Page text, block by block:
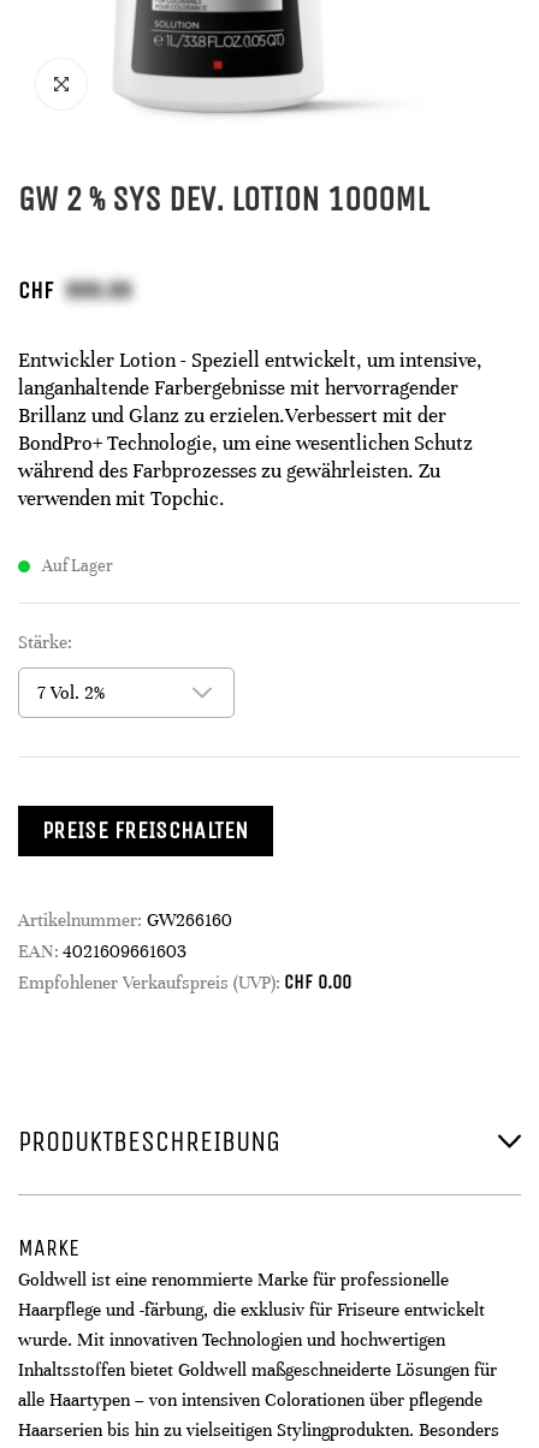
GW 2 % SYS DEV. LOTION 1000ML
CHF
Entwickler Lotion - Speziell entwickelt, um intensive,
langanhaltende Farbergebnisse mit hervorragender
Brillanz und Glanz zu erzielen.Verbessert mit der
BondPro+ Technologie, um eine wesentlichen Schutz
während des Farbprozesses zu gewährleisten. Zu
verwenden mit Topchic.
Auf Lager
Stärke:
PREISE FREISCHALTEN
Artikelnummer: GW266160
EAN: 4021609661603
Empfohlener Verkaufspreis (UVP): CHF 0.00
PRODUKTBESCHREIBUNG
MARKE
Goldwell ist eine renommierte Marke für professionelle
Haarpflege und -färbung, die exklusiv für Friseure entwickelt
wurde. Mit innovativen Technologien und hochwertigen
Inhaltsstoffen bietet Goldwell maßgeschneiderte Lösungen für
alle Haartypen – von intensiven Colorationen über pflegende
Haarserien bis hin zu vielseitigen Stylingprodukten. Besonders